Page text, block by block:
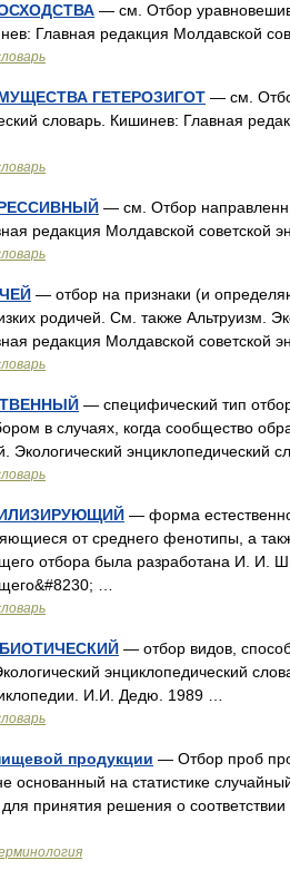
— см. Отбор
Главная редакция Молдавской
ГЕТЕРОЗИГОТ — см.
словарь. Кишинев: Главная
— см. Отбор
редакция Молдавской советской
— отбор на признаки (и
родичей. См. также Альтруизм.
редакция Молдавской советской
— специфический тип
в случаях, когда сообщество
Экологический энциклопедический
— форма
от среднего фенотипы, а
отбора была разработана И. И.
…
— отбор видов,
энциклопедический
И.И. Дедю. 1989 …
продукции — Отбор проб
основанный на статистике
принятия решения о